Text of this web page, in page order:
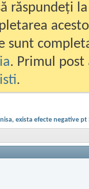
răspundeți
sunt
. Primul
.
exista efecte negative pt